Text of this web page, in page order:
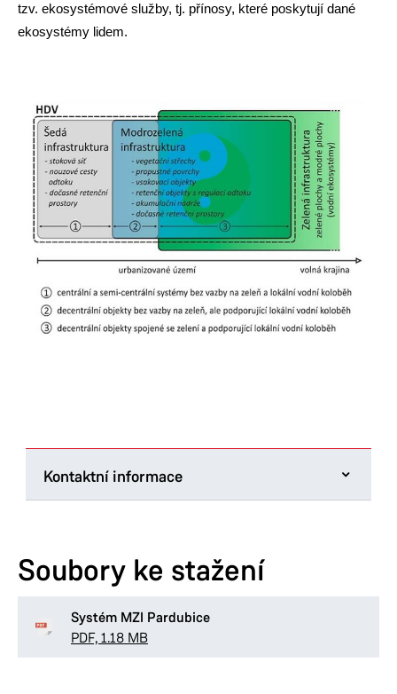
tzv. ekosystémové služby, tj. přínosy, které poskytují dané
ekosystémy lidem.
Kontaktní informace
530 21 Pardubice
E-mail: lenka.markova@mmp.cz
Soubory ke stažení
Systém MZI Pardubice
PDF, 1.18 MB